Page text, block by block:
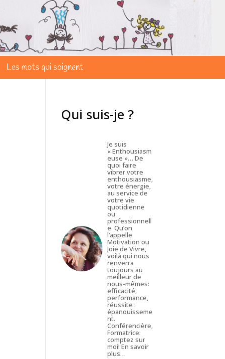
Les mots qui soignent
Qui suis-je ?
Je suis
« Enthousiasm
euse »… De
quoi faire
vibrer votre
enthousiasme,
votre énergie,
au service de
votre vie
quotidienne
ou
professionnell
e. Qu’on
l’appelle
Motivation ou
Joie de Vivre,
voilà qui nous
renverra
toujours au
meilleur de
nous-mêmes:
efficacité,
performance,
réussite :
épanouisseme
nt.
Conférencière,
Formatrice:
comptez sur
moi!En savoir
plus…